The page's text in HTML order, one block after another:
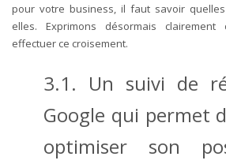
pour votre business, il faut savoir
elles. Exprimons désormais
effectuer ce croisement.
3.1. Un suivi de
Google qui permet
optimiser son